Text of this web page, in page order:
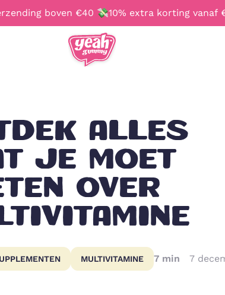
boven €40 💸10% extra korting vanaf
ALLES
JE MOET
OVER
MULTIVITAMINE 7 min 7
Français